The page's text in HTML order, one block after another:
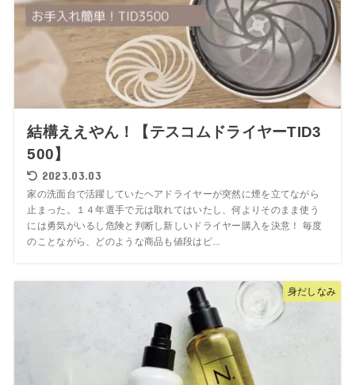
結構ええやん！【テスコムドライヤーTID3
500】
2023.03.03
家の洗面台で活躍していたヘアドライヤーが突然に煙を立てながら
止まった。１４年選手で元は取れてはいたし、何よりそのまま使う
には勇気がいるし危険と判断し新しいドライヤー購入を決意！ 毎度
のことながら、どのような商品も値段はピ...
身だしなみ